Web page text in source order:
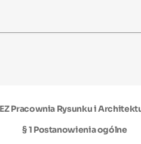
Pracownia Rysunku i
§ 1 Postanowienia ogólne